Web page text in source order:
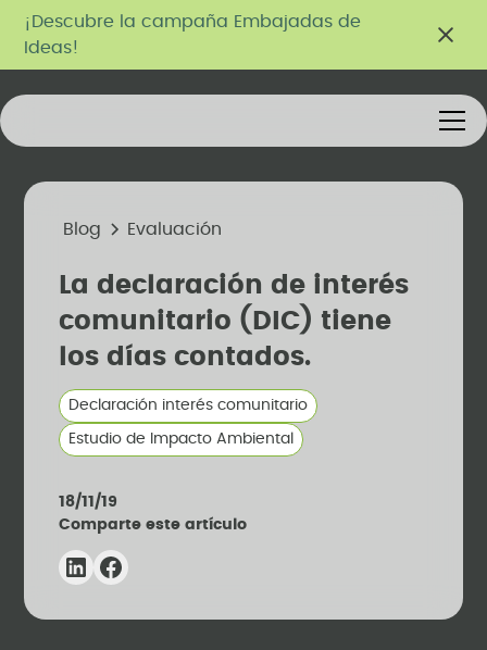
¡Descubre la campaña Embajadas de
Ideas!
Blog Evaluación
La declaración de interés
comunitario (DIC) tiene
los días contados.
Declaración interés comunitario
Estudio de Impacto Ambiental
18/11/19
Comparte este artículo